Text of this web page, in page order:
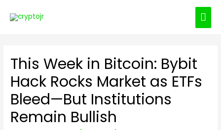
This Week in Bitcoin: Bybit
Hack Rocks Market as ETFs
Bleed—But Institutions
Remain Bullish